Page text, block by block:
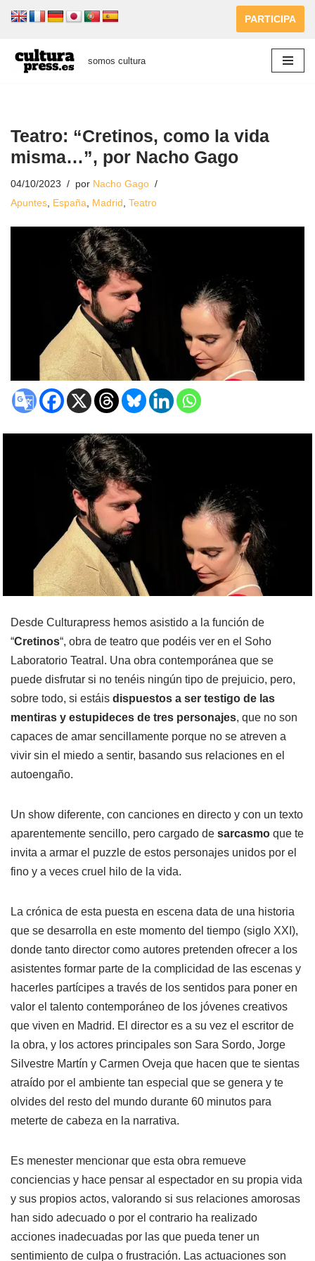
al
contenido
PARTICIPA
somos cultura
Teatro: “Cretinos, como la vida
misma…”, por Nacho Gago
04/10/2023 por Nacho Gago
Apuntes España Madrid Teatro
Desde Culturapress hemos asistido a la función de
“Cretinos“, obra de teatro que podéis ver en el Soho
Laboratorio Teatral. Una obra contemporánea que se
puede disfrutar si no tenéis ningún tipo de prejuicio, pero,
sobre todo, si estáis dispuestos a ser testigo de las
mentiras y estupideces de tres personajes, que no son
capaces de amar sencillamente porque no se atreven a
vivir sin el miedo a sentir, basando sus relaciones en el
autoengaño.
Un show diferente, con canciones en directo y con un texto
aparentemente sencillo, pero cargado de sarcasmo que te
invita a armar el puzzle de estos personajes unidos por el
fino y a veces cruel hilo de la vida.
La crónica de esta puesta en escena data de una historia
que se desarrolla en este momento del tiempo (siglo XXI),
donde tanto director como autores pretenden ofrecer a los
asistentes formar parte de la complicidad de las escenas y
hacerles partícipes a través de los sentidos para poner en
valor el talento contemporáneo de los jóvenes creativos
que viven en Madrid. El director es a su vez el escritor de
la obra, y los actores principales son Sara Sordo, Jorge
Silvestre Martín y Carmen Oveja que hacen que te sientas
atraído por el ambiente tan especial que se genera y te
olvides del resto del mundo durante 60 minutos para
meterte de cabeza en la narrativa.
Es menester mencionar que esta obra remueve
conciencias y hace pensar al espectador en su propia vida
y sus propios actos, valorando si sus relaciones amorosas
han sido adecuado o por el contrario ha realizado
acciones inadecuadas por las que pueda tener un
sentimiento de culpa o frustración. Las actuaciones son